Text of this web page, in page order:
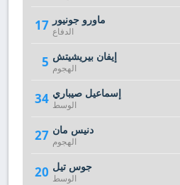
17 ماورو جونيور
الدفاع
5 إيفان بيريشيتش
الهجوم
34 إسماعيل صيباري
الوسط
27 دنيس مان
الهجوم
20 جوس تيل
الوسط